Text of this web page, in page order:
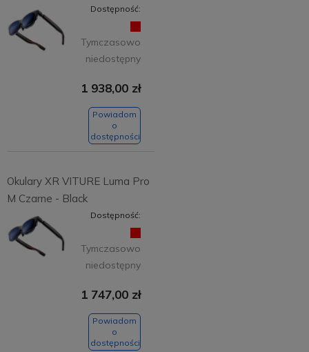
Dostępność:
Tymczasowo
niedostępny
1 938,00 zł
Powiadom
o
dostępności
Okulary XR VITURE Luma Pro
M Czarne - Black
Dostępność:
Tymczasowo
niedostępny
1 747,00 zł
Powiadom
o
dostępności